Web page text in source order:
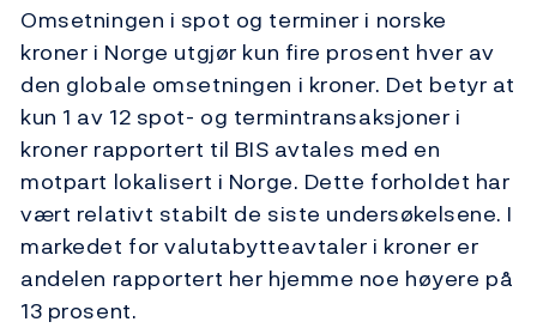
Omsetningen i spot og terminer i norske
kroner i Norge utgjør kun fire prosent hver av
den globale omsetningen i kroner. Det betyr at
kun 1 av 12 spot- og termintransaksjoner i
kroner rapportert til BIS avtales med en
motpart lokalisert i Norge. Dette forholdet har
vært relativt stabilt de siste undersøkelsene. I
markedet for valutabytteavtaler i kroner er
andelen rapportert her hjemme noe høyere på
13 prosent.